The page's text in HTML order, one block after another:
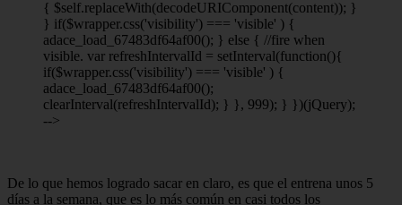
{ $self.replaceWith(decodeURIComponent(content)); }
} if($wrapper.css('visibility') === 'visible' ) {
adace_load_67483df64af00(); } else { //fire when
visible. var refreshIntervalId = setInterval(function(){
if($wrapper.css('visibility') === 'visible' ) {
adace_load_67483df64af00();
clearInterval(refreshIntervalId); } }, 999); } })(jQuery);
-->
De lo que hemos logrado sacar en claro, es que el entrena unos 5
días a la semana, que es lo más común en casi todos los